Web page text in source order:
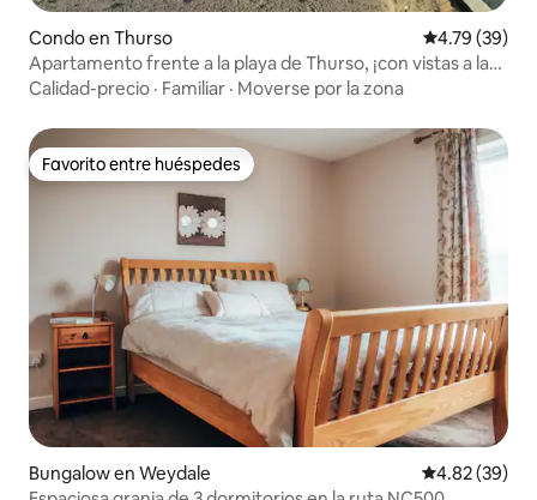
Condo en Thurso Calificación
4.79 (39)
Apartamento frente a la playa de Thurso, ¡con vistas a la
bahía!
Calidad-precio · Familiar · Moverse por la zona
Favorito entre huéspedes
Favorito entre huéspedes
Bungalow en Weydale Calificación
4.82 (39)